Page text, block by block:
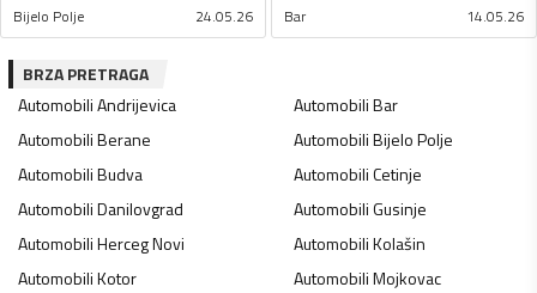
Bijelo Polje 24.05.26 Bar 14.05.26
BRZA PRETRAGA
AutomobiliAndrijevica AutomobiliBar
AutomobiliBerane AutomobiliBijelo Polje
AutomobiliBudva AutomobiliCetinje
AutomobiliDanilovgrad AutomobiliGusinje
AutomobiliHerceg Novi AutomobiliKolašin
AutomobiliKotor AutomobiliMojkovac